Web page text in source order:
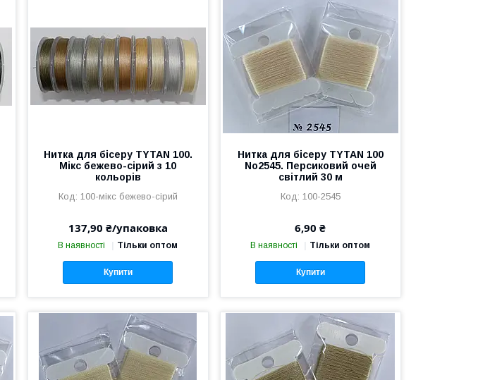
Нитка для бісеру TYTAN 100.
Мікс бежево-сірий з 10
кольорів
100-мікс бежево-сірий
137,90 ₴/упаковка
В наявності Тільки оптом
Купити
Нитка для бісеру TYTAN 100
No2545. Персиковий очей
світлий 30 м
100-2545
6,90 ₴
В наявності Тільки оптом
Купити